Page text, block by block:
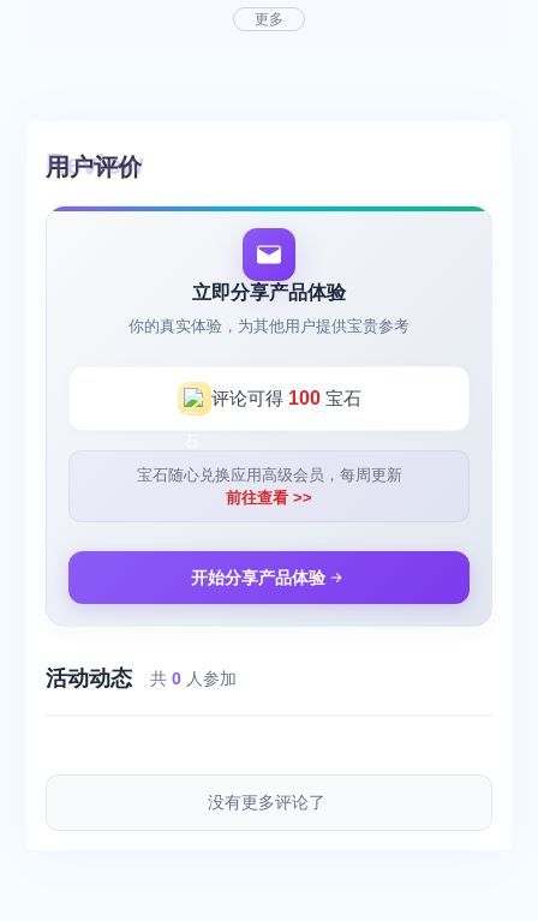
personal device only. No geotagging.
更多
用户评价
立即分享产品体验
你的真实体验，为其他用户提供宝贵参考
评论可得 100宝石
宝石随心兑换应用高级会员，每周更新
前往查看 >>
开始分享产品体验
活动动态 共0 人参加
没有更多评论了